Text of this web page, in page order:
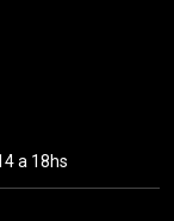
a 18hs